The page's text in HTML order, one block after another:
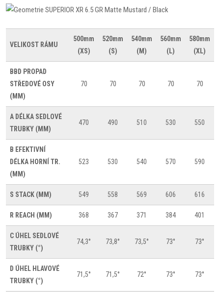
VELIKOST RÁMU
500mm
(XS)
520mm
(S)
540mm
(M)
560mm
(L)
580mm
(XL)
BBD PROPAD
STŘEDOVÉ OSY
(MM)
70 70 70 70 70
A DÉLKA SEDLOVÉ
TRUBKY (MM)
470 490 510 530 550
B EFEKTIVNÍ
DÉLKA HORNÍ TR.
(MM)
523 530 540 570 590
S STACK (MM) 549 558 569 606 616
R REACH (MM) 368 367 371 384 401
C ÚHEL SEDLOVÉ
TRUBKY (°)
74,3° 73,8° 73,5° 73° 73°
D ÚHEL HLAVOVÉ
TRUBKY (°)
71,5° 71,5° 72° 73° 73°